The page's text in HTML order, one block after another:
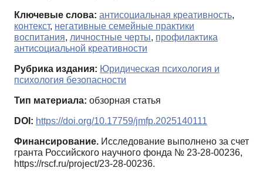
Ключевые слова: антисоциальная креативность,
контекст, негативные семейные практики
воспитания, личностные черты, профилактика
антисоциальной креативности
Рубрика издания: Юридическая психология и
психология безопасности
Тип материала: обзорная статья
DOI: https://doi.org/10.17759/jmfp.2025140111
Финансирование. Исследование выполнено за счет
гранта Российского научного фонда № 23-28-00236,
https://rscf.ru/project/23-28-00236.